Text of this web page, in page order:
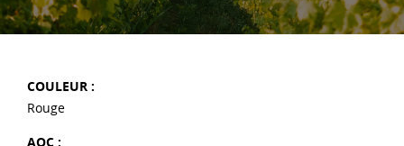
COULEUR :
Rouge
AOC :